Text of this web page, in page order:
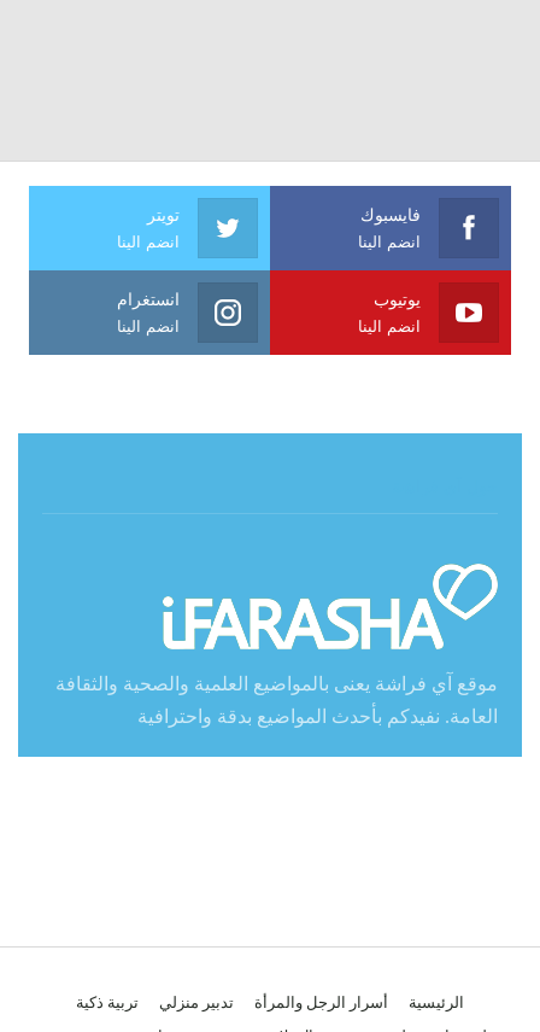
فايسبوك
انضم الينا
تويتر
انضم الينا
يوتيوب
انضم الينا
انستغرام
انضم الينا
موقع آي فراشة يعنى بالمواضيع العلمية والصحية والثقافة
العامة. نفيدكم بأحدث المواضيع بدقة واحترافية
الرئيسية أسرار الرجل والمرأة تدبير منزلي
تربية ذكية